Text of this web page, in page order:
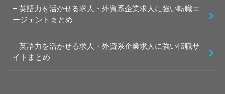
英語力を活かせる求人・外資系企業求人に強い転職エ
ージェントまとめ
英語力を活かせる求人・外資系企業求人に強い転職サ
イトまとめ